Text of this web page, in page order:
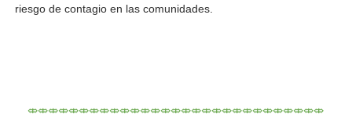
riesgo de contagio en las comunidades.
⤄⤄⤄⤄⤄⤄⤄⤄⤄⤄⤄⤄⤄⤄⤄⤄⤄⤄⤄⤄⤄⤄⤄⤄⤄⤄⤄⤄⤄